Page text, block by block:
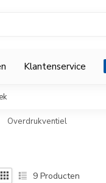
Klantenservice
Overdrukventiel
9 Producten